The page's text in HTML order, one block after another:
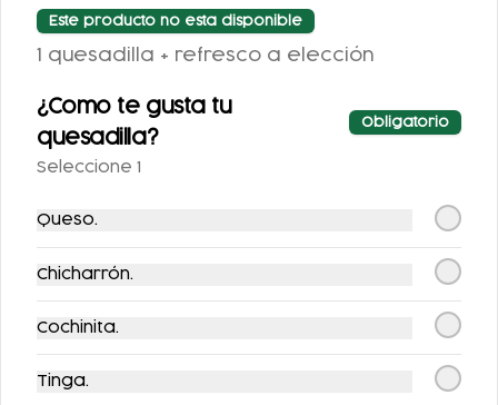
$126.00 $523.00
CHILAQUILES CON
Este producto no esta disponible
1 quesadilla + refresco a elección
¿Como te gusta tu
quesadilla?
Obligatorio
Seleccione 1
Queso.
Chicharrón.
Cochinita.
Tinga.